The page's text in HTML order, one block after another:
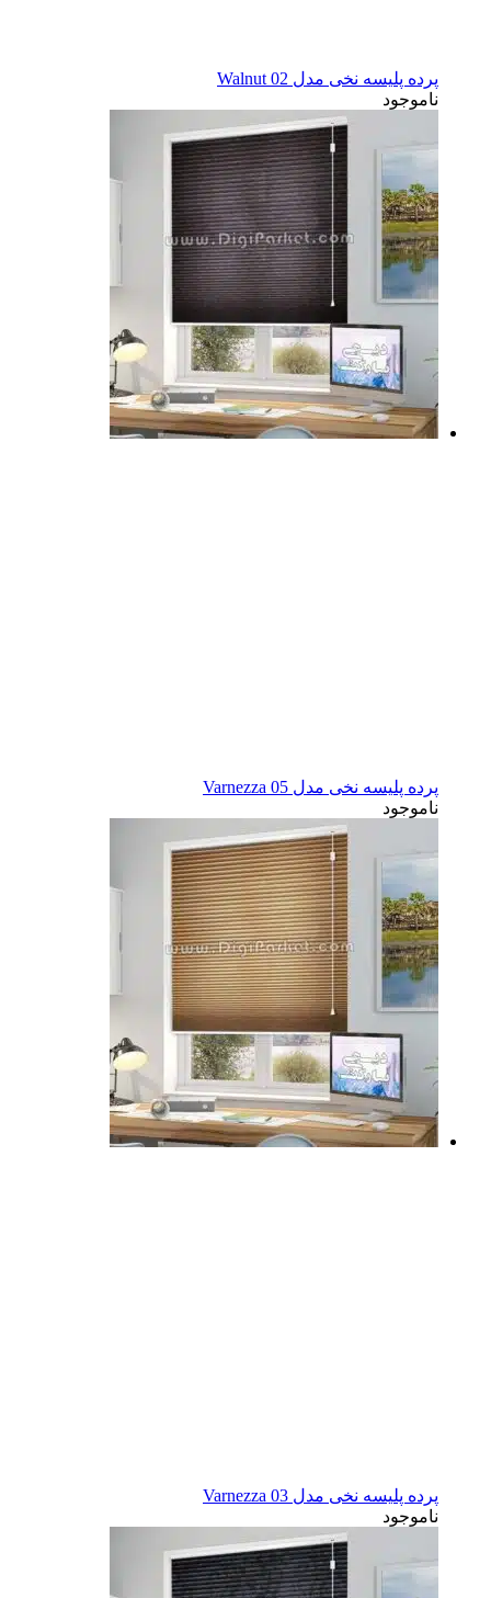
پرده پلیسه نخی مدل Walnut 02
ناموجود
پرده پلیسه نخی مدل Varnezza 05
ناموجود
پرده پلیسه نخی مدل Varnezza 03
ناموجود